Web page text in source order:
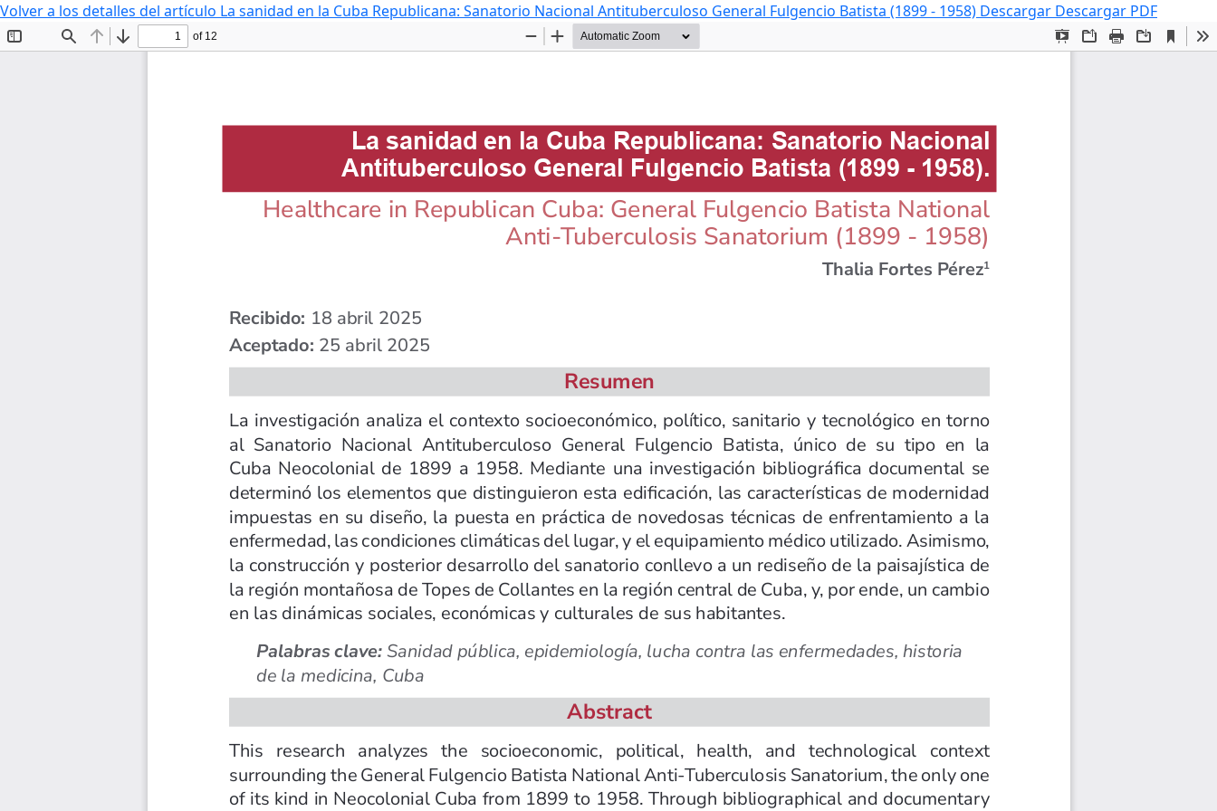
Volver a los detalles del artículo La sanidad en la Cuba Republicana: Sanatorio Nacional Antituberculoso General Fulgencio Batista (1899 - 1958) Descargar Descargar PDF